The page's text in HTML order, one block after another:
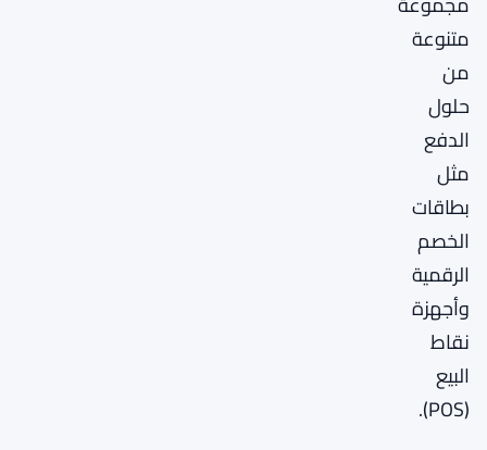
متنوعة
من
حلول
الدفع
مثل
بطاقات
الخصم
الرقمية
وأجهزة
نقاط
البيع
(POS).